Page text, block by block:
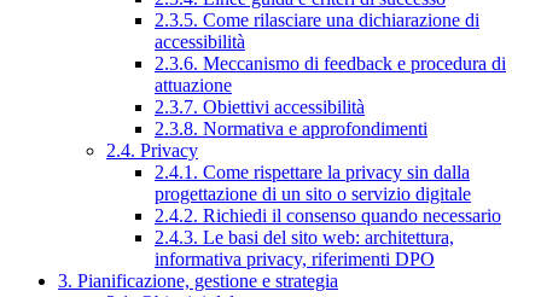
2.3.5. Come rilasciare una dichiarazione di
accessibilità
2.3.6. Meccanismo di feedback e procedura di
attuazione
2.3.7. Obiettivi accessibilità
2.3.8. Normativa e approfondimenti
2.4. Privacy
2.4.1. Come rispettare la privacy sin dalla
progettazione di un sito o servizio digitale
2.4.2. Richiedi il consenso quando necessario
2.4.3. Le basi del sito web: architettura,
informativa privacy, riferimenti DPO
3. Pianificazione, gestione e strategia